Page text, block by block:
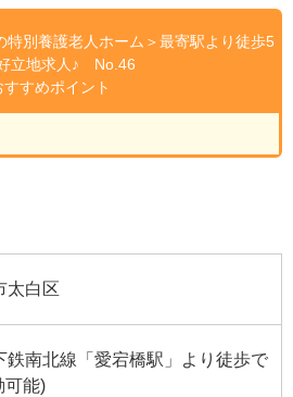
特別養護老人ホーム＞最寄駅より徒歩5
立地求人♪ No.46
すすめポイント
太白区
鉄南北線「愛宕橋駅」より徒歩で
可能)